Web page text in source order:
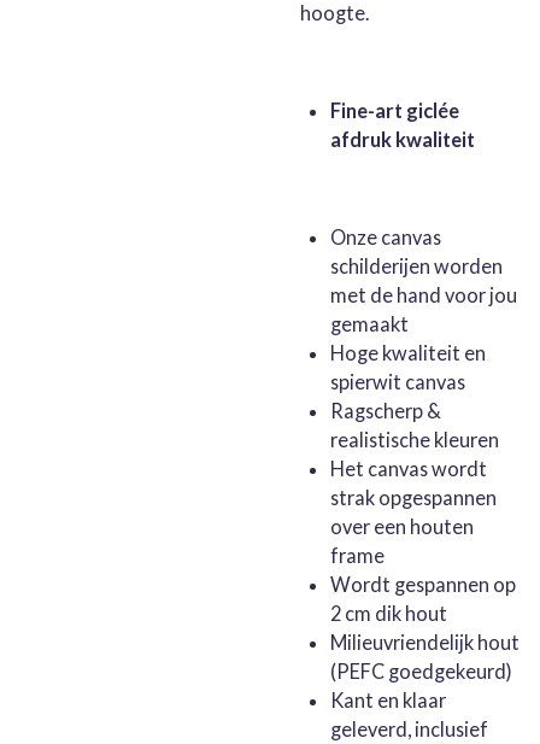
hoogte.
Fine-art giclée
afdruk kwaliteit
Onze canvas
schilderijen worden
met de hand voor jou
gemaakt
Hoge kwaliteit en
spierwit canvas
Ragscherp &
realistische kleuren
Het canvas wordt
strak opgespannen
over een houten
frame
Wordt gespannen op
2 cm dik hout
Milieuvriendelijk hout
(PEFC goedgekeurd)
Kant en klaar
geleverd, inclusief